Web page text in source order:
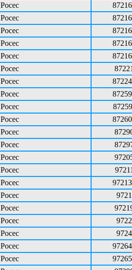
Росес
Росес
Росес
Росес
Росес
Росес
Росес
Росес
Росес
Росес
Росес
Росес
Росес
Росес
Росес
Росес
Росес
Росес
Росес
Росес
Росес